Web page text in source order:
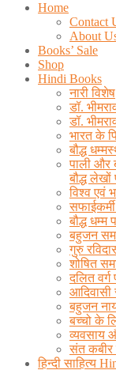
Home
Contact
About
Books’ Sale
Shop
Hindi Books
नारी विशेष
डॉ.
डॉ.
भारत के
बौद्ध
पाली और
बौद्ध
विश्व एवं
सफाईकर्मी
बौद्ध
बहुजन
गुरु
शोषित
दलित
आदिवासी
बहुजन
बच्चो के
व्यवसाय
संत
हिन्दी साहित्य